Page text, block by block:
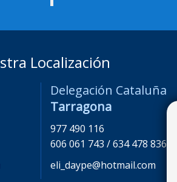
Localización
Delegación Cataluña
Tarragona
977 490 116
606 061 743 / 634 478 836
eli_daype@hotmail.com